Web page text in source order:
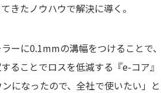
きたノウハウで解決に導く。
ーに0.1mmの溝幅をつけることで、
ることでロスを低減する『e-コア』
になったので、全社で使いたい」と